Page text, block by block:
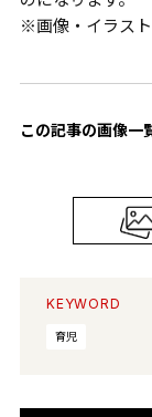
※画像・イラス
この記事の画像一
KEYWORD
育児